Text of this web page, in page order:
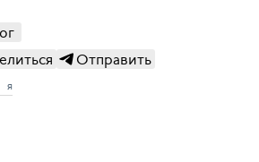
Отправить
я